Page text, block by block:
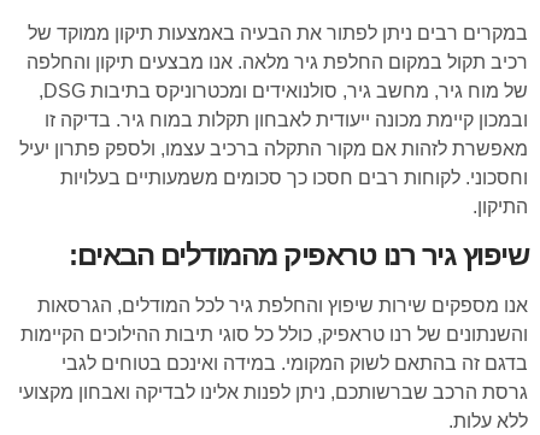
במקרים רבים ניתן לפתור את הבעיה באמצעות תיקון ממוקד של
רכיב תקול במקום החלפת גיר מלאה. אנו מבצעים תיקון והחלפה
של מוח גיר, מחשב גיר, סולנואידים ומכטרוניקס בתיבות DSG,
ובמכון קיימת מכונה ייעודית לאבחון תקלות במוח גיר. בדיקה זו
מאפשרת לזהות אם מקור התקלה ברכיב עצמו, ולספק פתרון יעיל
וחסכוני. לקוחות רבים חסכו כך סכומים משמעותיים בעלויות
התיקון.
שיפוץ גיר רנו טראפיק מהמודלים הבאים:
אנו מספקים שירות שיפוץ והחלפת גיר לכל המודלים, הגרסאות
והשנתונים של רנו טראפיק, כולל כל סוגי תיבות ההילוכים הקיימות
בדגם זה בהתאם לשוק המקומי. במידה ואינכם בטוחים לגבי
גרסת הרכב שברשותכם, ניתן לפנות אלינו לבדיקה ואבחון מקצועי
ללא עלות.